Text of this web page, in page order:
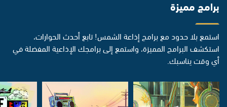
برامج مميزة
استمع بلا حدود مع برامج إذاعة الشمس! تابع أحدث الحوارات،
استكشف البرامج المميزة، واستمع إلى برامجك الإذاعية المفضلة في
أي وقت يناسبك.